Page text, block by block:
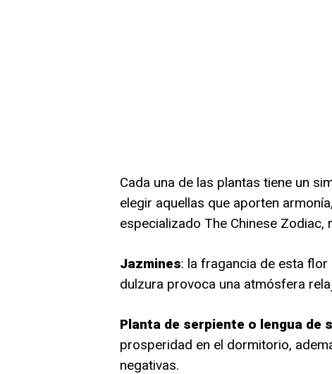
Cada una de las plantas tiene un
elegir aquellas que aporten
especializado The Chinese Zodiac,
Jazmines: la fragancia de esta
dulzura provoca una atmósfera
Planta de serpiente o lengua de
prosperidad en el dormitorio,
negativas.